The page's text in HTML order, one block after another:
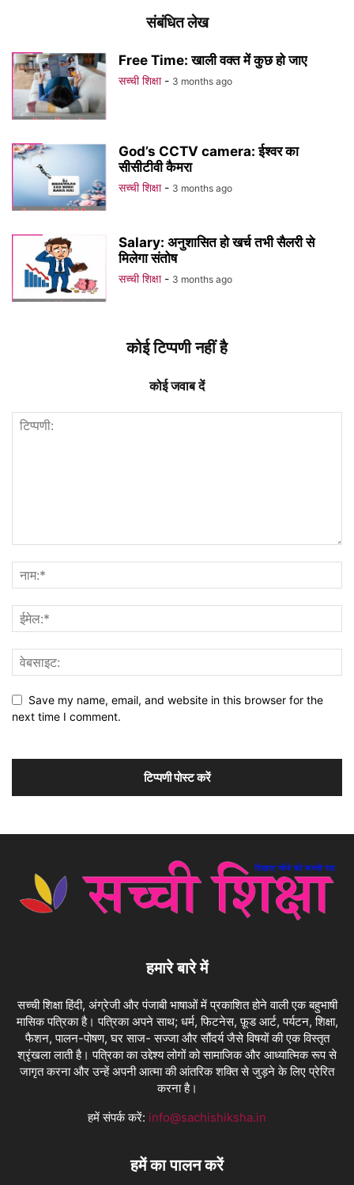
संबंधित लेख
Free Time: खाली वक्त में कुछ हो जाए
सच्ची शिक्षा - 3 months ago
God’s CCTV camera: ईश्वर का
सीसीटीवी कैमरा
सच्ची शिक्षा - 3 months ago
Salary: अनुशासित हो खर्च तभी सैलरी से
मिलेगा संतोष
सच्ची शिक्षा - 3 months ago
कोई टिप्पणी नहीं है
कोई जवाब दें
Save my name, email, and website in this browser for the
next time I comment.
हमारे बारे में
सच्ची शिक्षा हिंदी, अंग्रेजी और पंजाबी भाषाओं में प्रकाशित होने वाली एक बहुभाषी
मासिक पत्रिका है। पत्रिका अपने साथ; धर्म, फिटनेस, फ़ूड आर्ट, पर्यटन, शिक्षा,
फैशन, पालन-पोषण, घर साज- सज्जा और सौंदर्य जैसे विषयों की एक विस्तृत
श्रृंखला लाती है। पत्रिका का उद्देश्य लोगों को सामाजिक और आध्यात्मिक रूप से
जागृत करना और उन्हें अपनी आत्मा की आंतरिक शक्ति से जुड़ने के लिए प्रेरित
करना है।
हमें संपर्क करें: info@sachishiksha.in
हमें का पालन करें